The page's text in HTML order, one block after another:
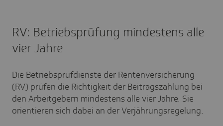
RV: Betriebsprüfung mindestens alle
vier Jahre
Die Betriebsprüfdienste der Rentenversicherung
(RV) prüfen die Richtigkeit der Beitragszahlung bei
den Arbeitgebern mindestens alle vier Jahre. Sie
orientieren sich dabei an der Verjährungsregelung.